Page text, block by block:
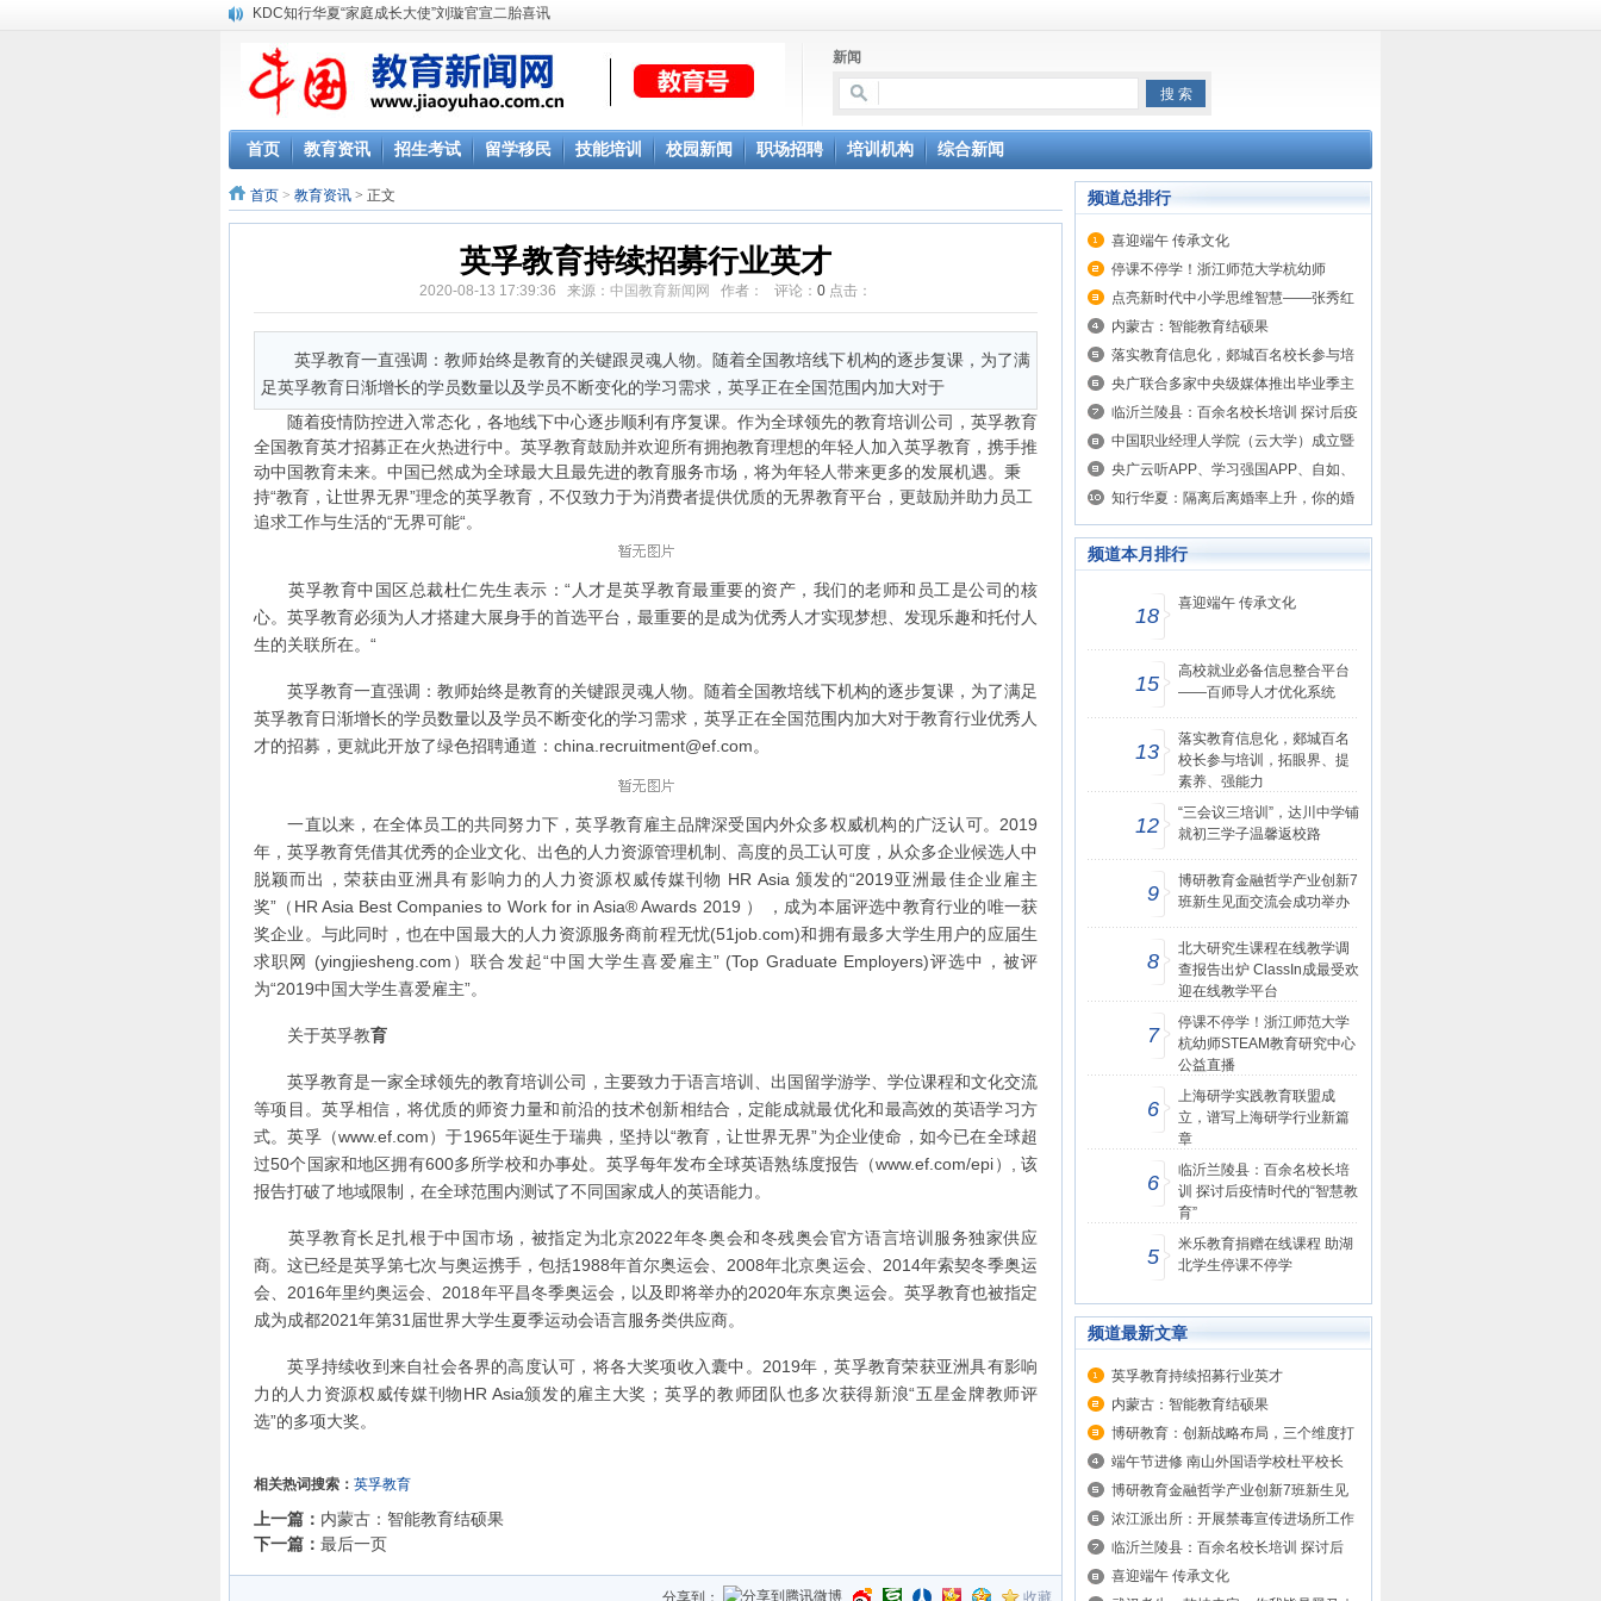
KDC知行华夏“家庭成长大使”刘璇官宣二胎喜讯
新闻
首页 教育资讯 招生考试 留学移民 技能培训 校园新闻 职场招聘 培训机构 综合新闻
首页 > 教育资讯 > 正文
英孚教育持续招募行业英才
2020-08-13 17:39:36 来源： 中国教育新闻网 作者： 评论： 0 点击：
英孚教育一直强调：教师始终是教育的关键跟灵魂人物。随着全国教培线下机构的逐步复课，为了满
足英孚教育日渐增长的学员数量以及学员不断变化的学习需求，英孚正在全国范围内加大对于
随着疫情防控进入常态化，各地线下中心逐步顺利有序复课。作为全球领先的教育培训公司，英孚教育
全国教育英才招募正在火热进行中。英孚教育鼓励并欢迎所有拥抱教育理想的年轻人加入英孚教育，携手推
动中国教育未来。中国已然成为全球最大且最先进的教育服务市场，将为年轻人带来更多的发展机遇。秉
持“教育，让世界无界”理念的英孚教育，不仅致力于为消费者提供优质的无界教育平台，更鼓励并助力员工
追求工作与生活的“无界可能“。
英孚教育中国区总裁杜仁先生表示：“人才是英孚教育最重要的资产，我们的老师和员工是公司的核
心。英孚教育必须为人才搭建大展身手的首选平台，最重要的是成为优秀人才实现梦想、发现乐趣和托付人
生的关联所在。“
英孚教育一直强调：教师始终是教育的关键跟灵魂人物。随着全国教培线下机构的逐步复课，为了满足
英孚教育日渐增长的学员数量以及学员不断变化的学习需求，英孚正在全国范围内加大对于教育行业优秀人
才的招募，更就此开放了绿色招聘通道：china.recruitment@ef.com。
一直以来，在全体员工的共同努力下，英孚教育雇主品牌深受国内外众多权威机构的广泛认可。2019
年，英孚教育凭借其优秀的企业文化、出色的人力资源管理机制、高度的员工认可度，从众多企业候选人中
脱颖而出，荣获由亚洲具有影响力的人力资源权威传媒刊物 HR Asia 颁发的“2019亚洲最佳企业雇主
奖”（HR Asia Best Companies to Work for in Asia® Awards 2019 ） ，成为本届评选中教育行业的唯一获
奖企业。与此同时，也在中国最大的人力资源服务商前程无忧(51job.com)和拥有最多大学生用户的应届生
求职网 (yingjiesheng.com）联合发起“中国大学生喜爱雇主” (Top Graduate Employers)评选中，被评
为“2019中国大学生喜爱雇主”。
关于英孚教育
英孚教育是一家全球领先的教育培训公司，主要致力于语言培训、出国留学游学、学位课程和文化交流
等项目。英孚相信，将优质的师资力量和前沿的技术创新相结合，定能成就最优化和最高效的英语学习方
式。英孚（www.ef.com）于1965年诞生于瑞典，坚持以“教育，让世界无界”为企业使命，如今已在全球超
过50个国家和地区拥有600多所学校和办事处。英孚每年发布全球英语熟练度报告（www.ef.com/epi）, 该
报告打破了地域限制，在全球范围内测试了不同国家成人的英语能力。
英孚教育长足扎根于中国市场，被指定为北京2022年冬奥会和冬残奥会官方语言培训服务独家供应
商。这已经是英孚第七次与奥运携手，包括1988年首尔奥运会、2008年北京奥运会、2014年索契冬季奥运
会、2016年里约奥运会、2018年平昌冬季奥运会，以及即将举办的2020年东京奥运会。英孚教育也被指定
成为成都2021年第31届世界大学生夏季运动会语言服务类供应商。
英孚持续收到来自社会各界的高度认可，将各大奖项收入囊中。2019年，英孚教育荣获亚洲具有影响
力的人力资源权威传媒刊物HR Asia颁发的雇主大奖；英孚的教师团队也多次获得新浪“五星金牌教师评
选”的多项大奖。
相关热词搜索： 英孚教育
上一篇： 内蒙古：智能教育结硕果
下一篇： 最后一页
分享到： 收藏
频道总排行
喜迎端午 传承文化
停课不停学！浙江师范大学杭幼师
STEAM教育研究中心公益直播
点亮新时代中小学思维智慧——张秀红
《思维导图系列图书》发布会成功举办
内蒙古：智能教育结硕果
落实教育信息化，郯城百名校长参与培
训，拓眼界、提素养、强能力
央广联合多家中央级媒体推出毕业季主
题曲《少年的夏天》，自如一起为毕业
生助力
临沂兰陵县：百余名校长培训 探讨后疫
情时代的“智慧教育”
中国职业经理人学院（云大学）成立暨
上线大会成功举办
央广云听APP、学习强国APP、自如、
头条等多平台联合毕业季主题活动上线
知行华夏：隔离后离婚率上升，你的婚
姻经受住考验了吗？
频道本月排行
18
喜迎端午 传承文化
15
高校就业必备信息整合平台
——百师导人才优化系统
13
落实教育信息化，郯城百名
校长参与培训，拓眼界、提
素养、强能力
12
“三会议三培训”，达川中学铺
就初三学子温馨返校路
9
博研教育金融哲学产业创新7
班新生见面交流会成功举办
8
北大研究生课程在线教学调
查报告出炉 ClassIn成最受欢
迎在线教学平台
7
停课不停学！浙江师范大学
杭幼师STEAM教育研究中心
公益直播
6
上海研学实践教育联盟成
立，谱写上海研学行业新篇
章
6
临沂兰陵县：百余名校长培
训 探讨后疫情时代的“智慧教
育”
5
米乐教育捐赠在线课程 助湖
北学生停课不停学
频道最新文章
英孚教育持续招募行业英才
内蒙古：智能教育结硕果
博研教育：创新战略布局，三个维度打
造...
端午节进修 南山外国语学校杜平校长
做...
博研教育金融哲学产业创新7班新生见
面...
浓江派出所：开展禁毒宣传进场所工作
临沂兰陵县：百余名校长培训 探讨后
疫...
喜迎端午 传承文化